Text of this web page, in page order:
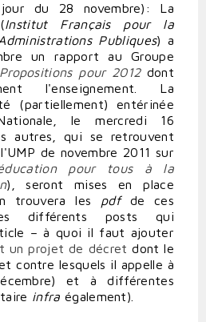
du 28 novembre): La
Institut Français pour la
Publiques) a
un rapport au Groupe
Propositions pour 2012dont
l'enseignement. La
(partiellement) entérinée
le mercredi 16
autres, qui se retrouvent
de novembre 2011 sur
pour tous à la
), seront mises en place
trouvera les pdfde ces
différents posts qui
– à quoi il faut ajouter
un projet de décret dont le
contre lesquels il appelle à
et à différentes
infra également).